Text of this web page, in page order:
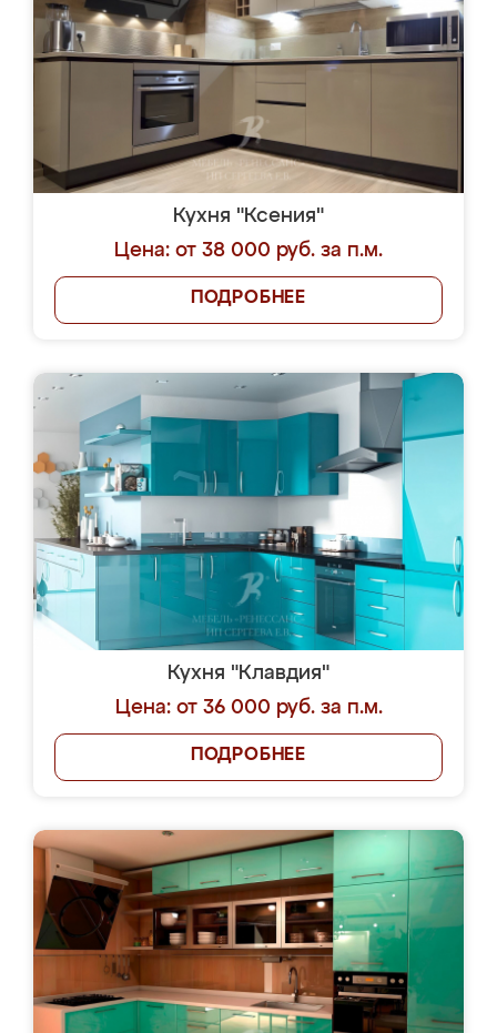
Кухня "Ксения"
Цена: от 38 000 руб. за п.м.
ПОДРОБНЕЕ
Кухня "Клавдия"
Цена: от 36 000 руб. за п.м.
ПОДРОБНЕЕ